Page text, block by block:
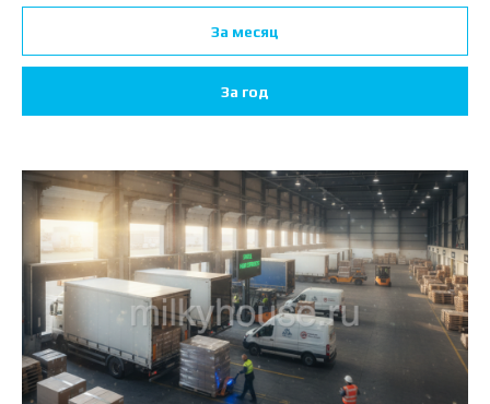
За месяц
За год